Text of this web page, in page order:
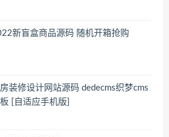
新盲盒商品源码 随机开箱抢购
装修设计网站源码 dedecms织梦cms
[自适应手机版]